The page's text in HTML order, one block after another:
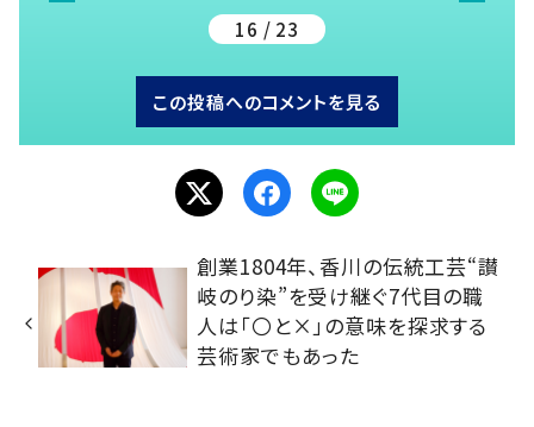
16 / 23
この投稿へのコメントを見る
創業1804年、香川の伝統工芸“讃
岐のり染”を受け継ぐ7代目の職
人は「〇と×」の意味を探求する
芸術家でもあった